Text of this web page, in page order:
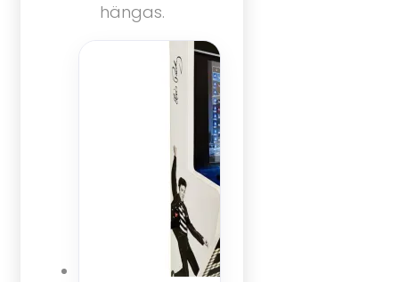
hängas.